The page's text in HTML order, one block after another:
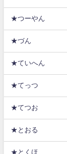
★つーやん
★づん
★ていへん
★てっつ
★てつお
★とおる
★とくほ